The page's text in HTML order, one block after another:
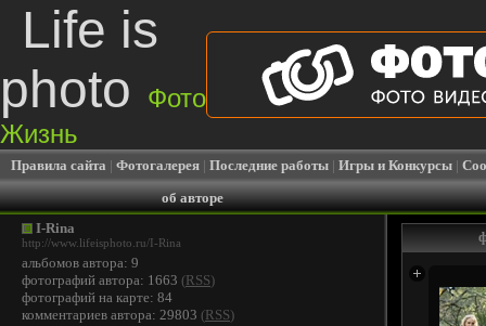
Life is
photo
Фото
Жизнь
Правила сайта | Фотогалерея | Последние работы | Игры и Конкурсы |
об авторе
I-Rina
http://www.lifeisphoto.ru/I-Rina
альбомов автора: 9
фотографий автора: 1663 (RSS)
фотографий на карте: 84
комментариев автора: 29803 (RSS)